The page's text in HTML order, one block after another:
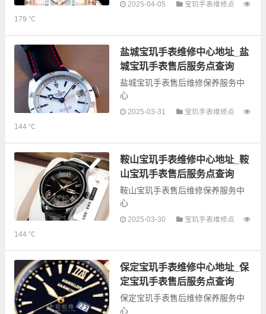
息，可以为您提供宝玑全型号手表
的故障检测维修，手表保养等业
务，为了享受优...
2025-04-05
宝玑手表维修点
179 ℃
盐城宝玑手表维修中心地址_盐
城宝玑手表售后服务点查询
盐城宝玑手表售后维修保养服务中
心
息，可以为您提供宝玑全型号手表
的故障检测维修，手表保养等业
务，为了享受优...
2025-03-31
宝玑手表维修点
144 ℃
鞍山宝玑手表维修中心地址_鞍
山宝玑手表售后服务点查询
鞍山宝玑手表售后维修保养服务中
心
手表售后服务网点和优质维修点信
息，可以为您提供宝玑全型号手表
的故障检测维修，手表保养等业
2025-03-30
宝玑手表维修点
144 ℃
保定宝玑手表维修中心地址_保
定宝玑手表售后服务点查询
保定宝玑手表售后维修保养服务中
心